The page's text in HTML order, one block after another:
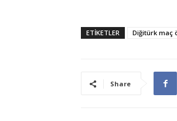
ETİKETLER Diğitürk maç
Share